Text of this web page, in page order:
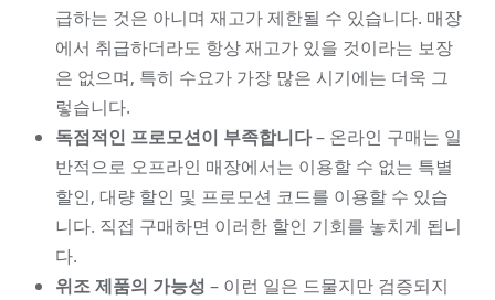
급하는 것은 아니며 재고가 제한될 수 있습니다. 매장
에서 취급하더라도 항상 재고가 있을 것이라는 보장
은 없으며, 특히 수요가 가장 많은 시기에는 더욱 그
렇습니다.
독점적인 프로모션이 부족합니다– 온라인 구매는 일
반적으로 오프라인 매장에서는 이용할 수 없는 특별
할인, 대량 할인 및 프로모션 코드를 이용할 수 있습
니다. 직접 구매하면 이러한 할인 기회를 놓치게 됩니
다.
위조 제품의 가능성 – 이런 일은 드물지만 검증되지